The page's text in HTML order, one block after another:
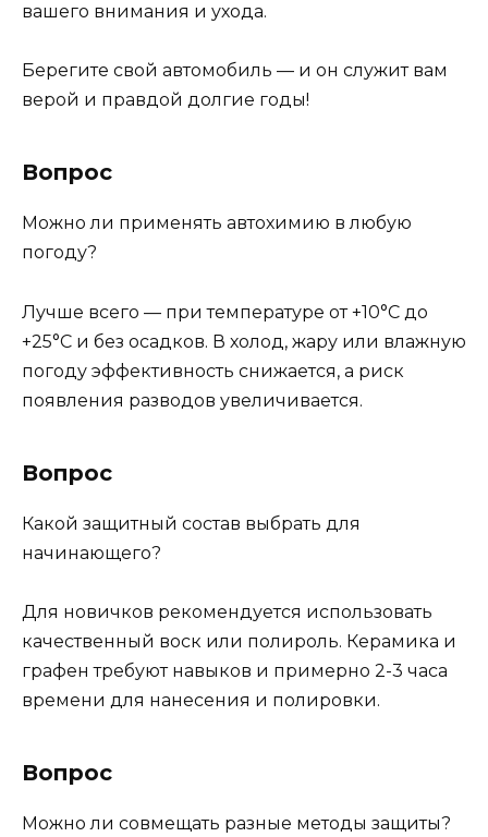
вашего внимания и ухода.
Берегите свой автомобиль — и он служит вам
верой и правдой долгие годы!
Вопрос
Можно ли применять автохимию в любую
погоду?
Лучше всего — при температуре от +10°С до
+25°С и без осадков. В холод, жару или влажную
погоду эффективность снижается, а риск
появления разводов увеличивается.
Вопрос
Какой защитный состав выбрать для
начинающего?
Для новичков рекомендуется использовать
качественный воск или полироль. Керамика и
графен требуют навыков и примерно 2-3 часа
времени для нанесения и полировки.
Вопрос
Можно ли совмещать разные методы защиты?